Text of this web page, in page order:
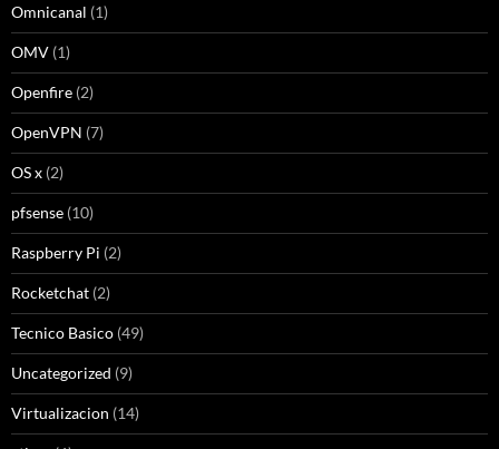
Omnicanal (1)
OMV (1)
Openfire (2)
OpenVPN (7)
OS x (2)
pfsense (10)
Raspberry Pi (2)
Rocketchat (2)
Tecnico Basico (49)
Uncategorized (9)
Virtualizacion (14)